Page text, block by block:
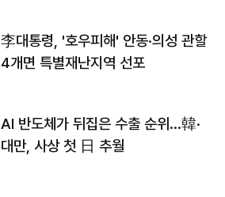
李대통령, '호우피해' 안동·의성 관할
4개면 특별재난지역 선포
AI 반도체가 뒤집은 수출 순위…韓·
대만, 사상 첫 日 추월